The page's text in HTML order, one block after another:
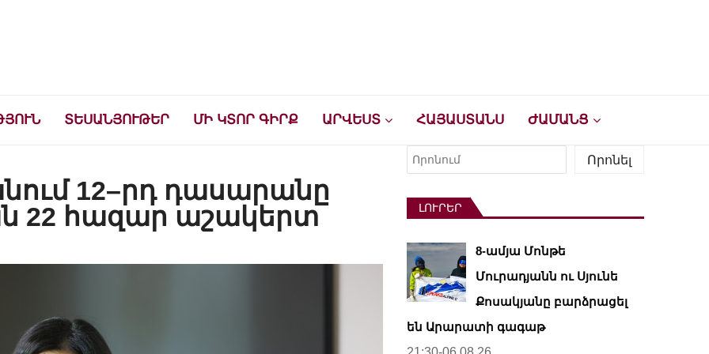
ՏԵՍԱՆՅՈՒԹԵՐ ՄԻ ԿՏՈՐ ԳԻՐՔ ԱՐՎԵՍՏ ՀԱՅԱՍՏԱՆՍ ԺԱՄԱՆՑ
12–րդ դասարանը
22 հազար աշակերտ
Որոնել
Որոնել
ԼՈՒՐԵՐ
8-ամյա Մոնթե
Մուրադյանն ու Սյունե
Քոսակյանը բարձրացել
են Արարատի գագաթ